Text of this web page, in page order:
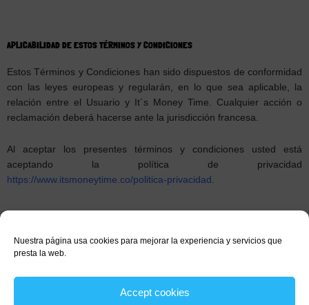
Nuestra página usa cookies para mejorar la experiencia y servicios que
presta la web.
Accept cookies
APLICABILIDAD DE ESTOS TÉRMINOS Y CONDICIONES
Estos Términos y Condiciones han sido dispuestos de conformidad
con las leyes europeas y regularán, en lo que sea aplicable, la
relación entre el Usuario y It´s Money Time. Cualquier acción o
reclamación deberá hacerse ante la jurisdicción francesa.
Al aceptar los presentes términos y condiciones usted está
aceptando la política de privacidad
https://www.itsmoneytime.co/politica-privacidad .
Política de privacidad
Política de cookies (EU)